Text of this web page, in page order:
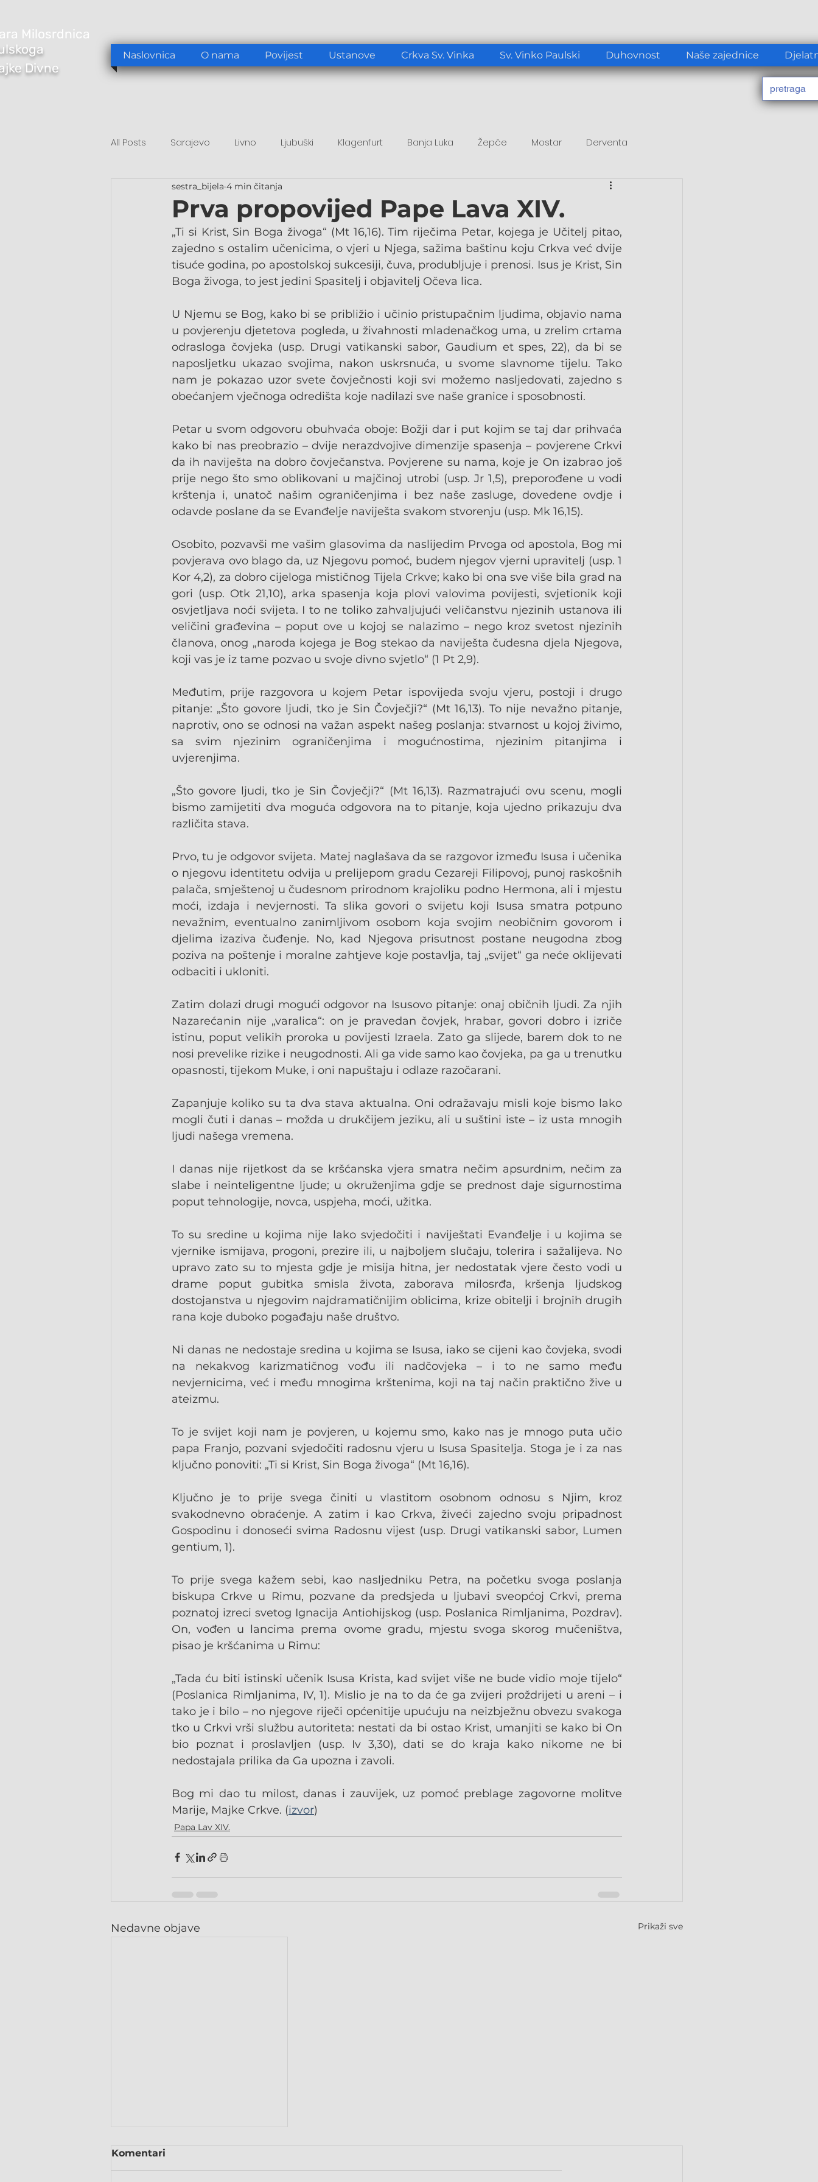
Naslovnica O nama Povijest Ustanove Crkva Sv. Vinka Sv. Vinko Paulski Duhovnost Naše zajednice
Milosrdnica
Divne
All Posts Sarajevo Livno Ljubuški Klagenfurt Banja Luka Žepče Mostar Derventa
Tomislavgrad Sarajevo/Stup
Prva propovijed Pape Lava XIV.
sestra_bijela 4 min čitanja
„Ti si Krist, Sin Boga živoga“ (Mt 16,16). Tim riječima Petar, kojega je Učitelj pitao,
zajedno s ostalim učenicima, o vjeri u Njega, sažima baštinu koju Crkva već dvije
tisuće godina, po apostolskoj sukcesiji, čuva, produbljuje i prenosi. Isus je Krist, Sin
Boga živoga, to jest jedini Spasitelj i objavitelj Očeva lica.
U Njemu se Bog, kako bi se približio i učinio pristupačnim ljudima, objavio nama
u povjerenju djetetova pogleda, u živahnosti mladenačkog uma, u zrelim crtama
odrasloga čovjeka (usp. Drugi vatikanski sabor, Gaudium et spes, 22), da bi se
naposljetku ukazao svojima, nakon uskrsnuća, u svome slavnome tijelu. Tako
nam je pokazao uzor svete čovječnosti koji svi možemo nasljedovati, zajedno s
obećanjem vječnoga odredišta koje nadilazi sve naše granice i sposobnosti.
Petar u svom odgovoru obuhvaća oboje: Božji dar i put kojim se taj dar prihvaća
kako bi nas preobrazio – dvije nerazdvojive dimenzije spasenja – povjerene Crkvi
da ih naviješta na dobro čovječanstva. Povjerene su nama, koje je On izabrao još
prije nego što smo oblikovani u majčinoj utrobi (usp. Jr 1,5), preporođene u vodi
krštenja i, unatoč našim ograničenjima i bez naše zasluge, dovedene ovdje i
odavde poslane da se Evanđelje naviješta svakom stvorenju (usp. Mk 16,15).
Osobito, pozvavši me vašim glasovima da naslijedim Prvoga od apostola, Bog mi
povjerava ovo blago da, uz Njegovu pomoć, budem njegov vjerni upravitelj (usp. 1
Kor 4,2), za dobro cijeloga mističnog Tijela Crkve; kako bi ona sve više bila grad na
gori (usp. Otk 21,10), arka spasenja koja plovi valovima povijesti, svjetionik koji
osvjetljava noći svijeta. I to ne toliko zahvaljujući veličanstvu njezinih ustanova ili
veličini građevina – poput ove u kojoj se nalazimo – nego kroz svetost njezinih
članova, onog „naroda kojega je Bog stekao da naviješta čudesna djela Njegova,
koji vas je iz tame pozvao u svoje divno svjetlo“ (1 Pt 2,9).
Međutim, prije razgovora u kojem Petar ispovijeda svoju vjeru, postoji i drugo
pitanje: „Što govore ljudi, tko je Sin Čovječji?“ (Mt 16,13). To nije nevažno pitanje,
naprotiv, ono se odnosi na važan aspekt našeg poslanja: stvarnost u kojoj živimo,
sa svim njezinim ograničenjima i mogućnostima, njezinim pitanjima i
uvjerenjima.
„Što govore ljudi, tko je Sin Čovječji?“ (Mt 16,13). Razmatrajući ovu scenu, mogli
bismo zamijetiti dva moguća odgovora na to pitanje, koja ujedno prikazuju dva
različita stava.
Prvo, tu je odgovor svijeta. Matej naglašava da se razgovor između Isusa i učenika
o njegovu identitetu odvija u prelijepom gradu Cezareji Filipovoj, punoj raskošnih
palača, smještenoj u čudesnom prirodnom krajoliku podno Hermona, ali i mjestu
moći, izdaja i nevjernosti. Ta slika govori o svijetu koji Isusa smatra potpuno
nevažnim, eventualno zanimljivom osobom koja svojim neobičnim govorom i
djelima izaziva čuđenje. No, kad Njegova prisutnost postane neugodna zbog
poziva na poštenje i moralne zahtjeve koje postavlja, taj „svijet“ ga neće oklijevati
odbaciti i ukloniti.
Zatim dolazi drugi mogući odgovor na Isusovo pitanje: onaj običnih ljudi. Za njih
Nazarećanin nije „varalica“: on je pravedan čovjek, hrabar, govori dobro i izriče
istinu, poput velikih proroka u povijesti Izraela. Zato ga slijede, barem dok to ne
nosi prevelike rizike i neugodnosti. Ali ga vide samo kao čovjeka, pa ga u trenutku
opasnosti, tijekom Muke, i oni napuštaju i odlaze razočarani.
Zapanjuje koliko su ta dva stava aktualna. Oni odražavaju misli koje bismo lako
mogli čuti i danas – možda u drukčijem jeziku, ali u suštini iste – iz usta mnogih
ljudi našega vremena.
I danas nije rijetkost da se kršćanska vjera smatra nečim apsurdnim, nečim za
slabe i neinteligentne ljude; u okruženjima gdje se prednost daje sigurnostima
poput tehnologije, novca, uspjeha, moći, užitka.
To su sredine u kojima nije lako svjedočiti i naviještati Evanđelje i u kojima se
vjernike ismijava, progoni, prezire ili, u najboljem slučaju, tolerira i sažalijeva. No
upravo zato su to mjesta gdje je misija hitna, jer nedostatak vjere često vodi u
drame poput gubitka smisla života, zaborava milosrđa, kršenja ljudskog
dostojanstva u njegovim najdramatičnijim oblicima, krize obitelji i brojnih drugih
rana koje duboko pogađaju naše društvo.
Ni danas ne nedostaje sredina u kojima se Isusa, iako se cijeni kao čovjeka, svodi
na nekakvog karizmatičnog vođu ili nadčovjeka – i to ne samo među
nevjernicima, već i među mnogima krštenima, koji na taj način praktično žive u
ateizmu.
To je svijet koji nam je povjeren, u kojemu smo, kako nas je mnogo puta učio
papa Franjo, pozvani svjedočiti radosnu vjeru u Isusa Spasitelja. Stoga je i za nas
ključno ponoviti: „Ti si Krist, Sin Boga živoga“ (Mt 16,16).
Ključno je to prije svega činiti u vlastitom osobnom odnosu s Njim, kroz
svakodnevno obraćenje. A zatim i kao Crkva, živeći zajedno svoju pripadnost
Gospodinu i donoseći svima Radosnu vijest (usp. Drugi vatikanski sabor, Lumen
gentium, 1).
To prije svega kažem sebi, kao nasljedniku Petra, na početku svoga poslanja
biskupa Crkve u Rimu, pozvane da predsjeda u ljubavi sveopćoj Crkvi, prema
poznatoj izreci svetog Ignacija Antiohijskog (usp. Poslanica Rimljanima, Pozdrav).
On, vođen u lancima prema ovome gradu, mjestu svoga skorog mučeništva,
pisao je kršćanima u Rimu:
„Tada ću biti istinski učenik Isusa Krista, kad svijet više ne bude vidio moje tijelo“
(Poslanica Rimljanima, IV, 1). Mislio je na to da će ga zvijeri proždrijeti u areni – i
tako je i bilo – no njegove riječi općenitije upućuju na neizbježnu obvezu svakoga
tko u Crkvi vrši službu autoriteta: nestati da bi ostao Krist, umanjiti se kako bi On
bio poznat i proslavljen (usp. Iv 3,30), dati se do kraja kako nikome ne bi
nedostajala prilika da Ga upozna i zavoli.
Bog mi dao tu milost, danas i zauvijek, uz pomoć preblage zagovorne molitve
Marije, Majke Crkve. (izvor)
Papa Lav XIV.
Nedavne objave Prikaži sve
Komentari